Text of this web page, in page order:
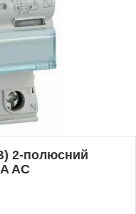
2-полюсний
AC